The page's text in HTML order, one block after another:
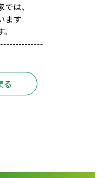
は、
ます
る